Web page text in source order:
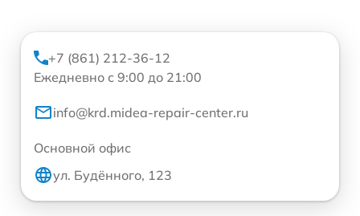
+7 (861) 212-36-12
Ежедневно с 9:00 до 21:00
info@krd.midea-repair-center.ru
Основной офис
ул. Будённого, 123